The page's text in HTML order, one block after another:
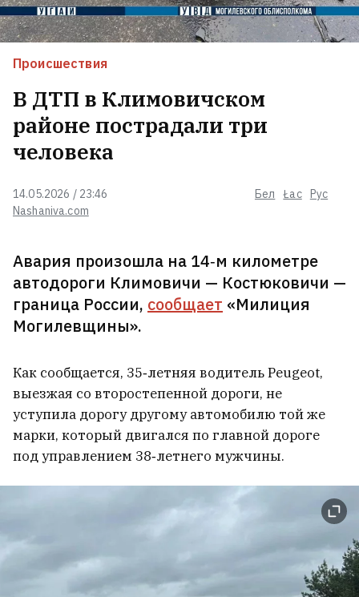
Происшествия
Nashaniva.com
14.05.2026 / 23:46 Бел Łac Рус
В ДТП в Климовичском
районе пострадали три
человека
Авария произошла на 14‑м километре
автодороги Климовичи — Костюковичи —
граница России, сообщает «Милиция
Могилевщины».
Как сообщается, 35‑летняя водитель Peugeot,
выезжая со второстепенной дороги, не
уступила дорогу другому автомобилю той же
марки, который двигался по главной дороге
под управлением 38‑летнего мужчины.
На «Беларуськалии» погиб
Тихановская призвала белорусов
кабинеты
8
переговоры между властями и
оппозицией
1
Трамп заявил, что Украина не
Профессиональный уход без
визита в салон: легендарный
бренд WAHL выпустил линейку
для стрижки дома